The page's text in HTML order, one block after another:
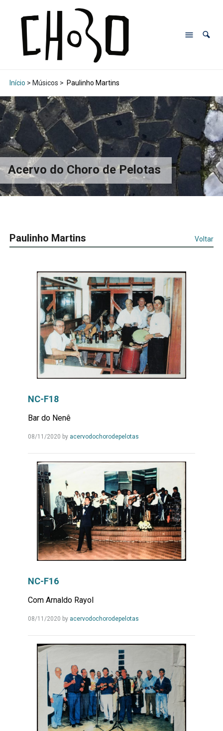
Início > Músicos > Paulinho Martins
Acervo do Choro de Pelotas
Paulinho Martins Voltar
NC-F18
Bar do Nenê
08/11/2020 by acervodochorodepelotasLeia
NC-F16
Com Arnaldo Rayol
08/11/2020 by acervodochorodepelotasLeia